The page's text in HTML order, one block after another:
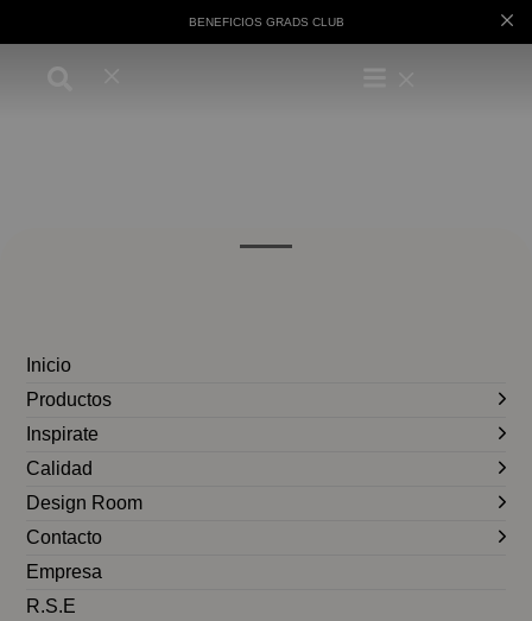
BENEFICIOS GRADS CLUB
Inicio
Productos
Inspirate
Calidad
Design Room
Contacto
Empresa
R.S.E